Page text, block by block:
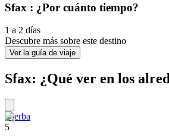
Sfax : ¿Por cuánto tiempo?
1 a 2 días
Descubre más sobre este destino
Ver la guía de viaje
Sfax: ¿Qué ver en los
Djerba
5